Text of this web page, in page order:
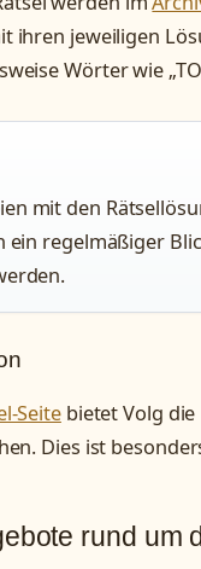
ihren jeweiligen
Wörter wie
mit den
ein regelmäßiger
Seitebietet Volg die
Dies ist
rund um